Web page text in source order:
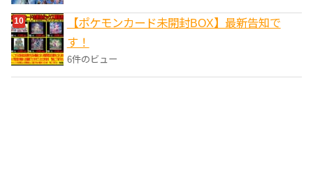
【ポケモンカード未開封BOX】最新告知で
す！
6件のビュー